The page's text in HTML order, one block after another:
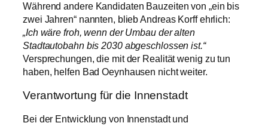
Während andere Kandidaten Bauzeiten von „ein bis
zwei Jahren“ nannten, blieb Andreas Korff ehrlich:
„Ich wäre froh, wenn der Umbau der alten
Stadtautobahn bis 2030 abgeschlossen ist.“
Versprechungen, die mit der Realität wenig zu tun
haben, helfen Bad Oeynhausen nicht weiter.
Verantwortung für die Innenstadt
Bei der Entwicklung von Innenstadt und